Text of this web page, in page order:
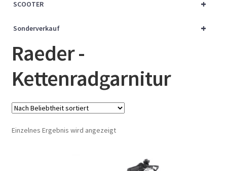
+
SCOOTER
+
Sonderverkauf
Raeder -
Kettenradgarnitur
Einzelnes Ergebnis wird angezeigt